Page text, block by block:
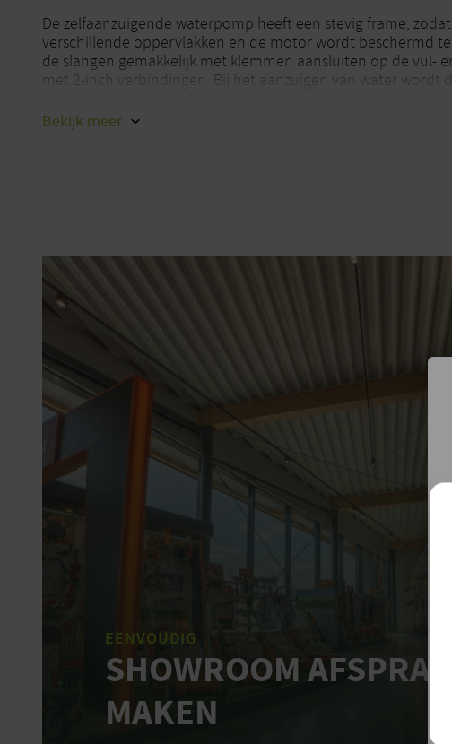
De zelfaanzuigende waterpomp heeft een stevig frame,
verschillende oppervlakken en de motor wordt beschermd
de slangen gemakkelijk met klemmen aansluiten op de vul-
met 2-inch verbindingen. Bij het aanzuigen van water wordt
in het water. Deeltjes met een maximale korrelgrootte van 6
opgezogen en het risico van verstopping van de pomp blijft
Voor gebruik in de landbouw
Maximale doorstroomcapaciteit van ca. 37 m³/h en totale
33 m
Bekijk meer
EENVOUDIG
SHOWROOM
MAKEN